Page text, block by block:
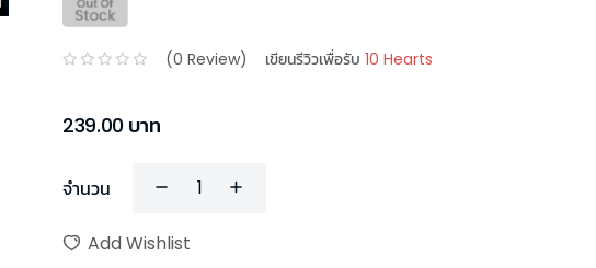
(0 Review) เขียนรีวิวเพื่อรับ 10 Hearts
239.00 บาท
จำนวน
Add Wishlist